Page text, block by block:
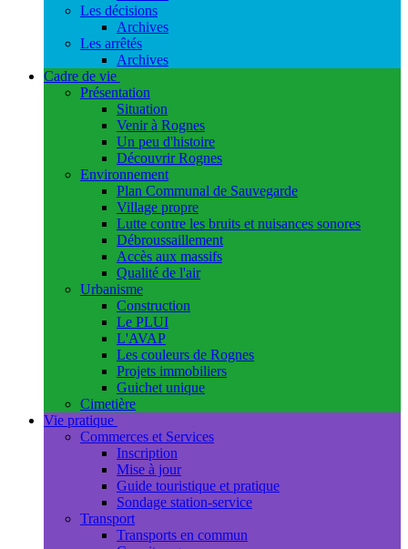
Les décisions
Archives
Les arrêtés
Archives
Cadre de vie
Présentation
Situation
Venir à Rognes
Un peu d'histoire
Découvrir Rognes
Environnement
Plan Communal de Sauvegarde
Village propre
Lutte contre les bruits et nuisances sonores
Débroussaillement
Accès aux massifs
Qualité de l'air
Urbanisme
Construction
Le PLUI
L'AVAP
Les couleurs de Rognes
Projets immobiliers
Guichet unique
Cimetière
Vie pratique
Commerces et Services
Inscription
Mise à jour
Guide touristique et pratique
Sondage station-service
Transport
Transports en commun